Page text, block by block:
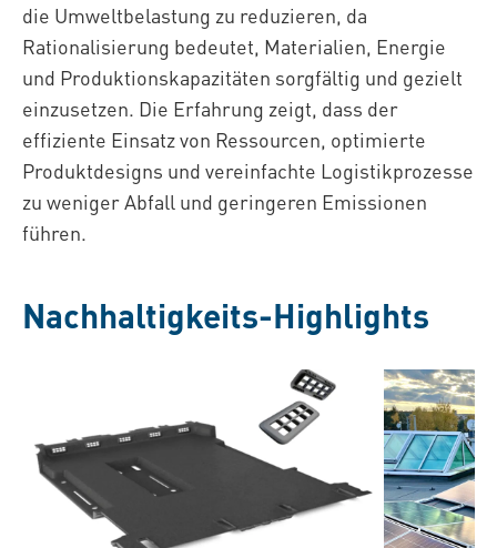
die Umweltbelastung zu reduzieren, da
Rationalisierung bedeutet, Materialien, Energie
und Produktionskapazitäten sorgfältig und gezielt
einzusetzen. Die Erfahrung zeigt, dass der
effiziente Einsatz von Ressourcen, optimierte
Produktdesigns und vereinfachte Logistikprozesse
zu weniger Abfall und geringeren Emissionen
führen.
Nachhaltigkeits-Highlights